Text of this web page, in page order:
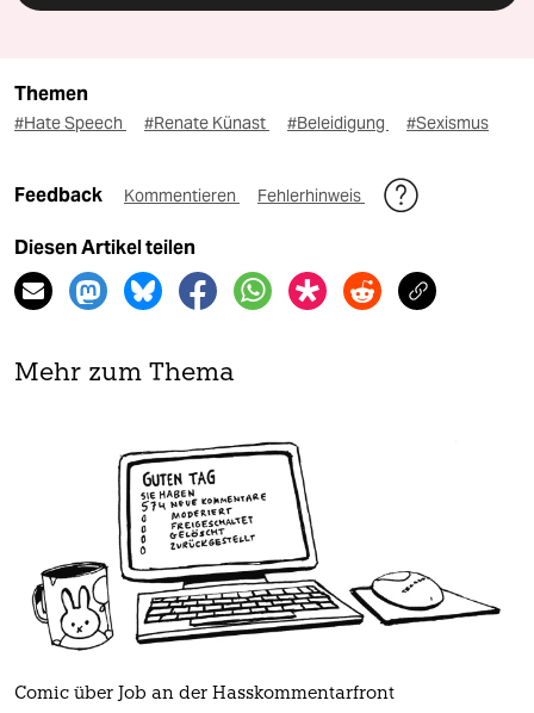
Themen
#Hate Speech #Renate Künast #Beleidigung #Sexismus
Feedback Kommentieren Fehlerhinweis
Diesen Artikel teilen
Mehr zum Thema
Comic über Job an der Hasskommentarfront